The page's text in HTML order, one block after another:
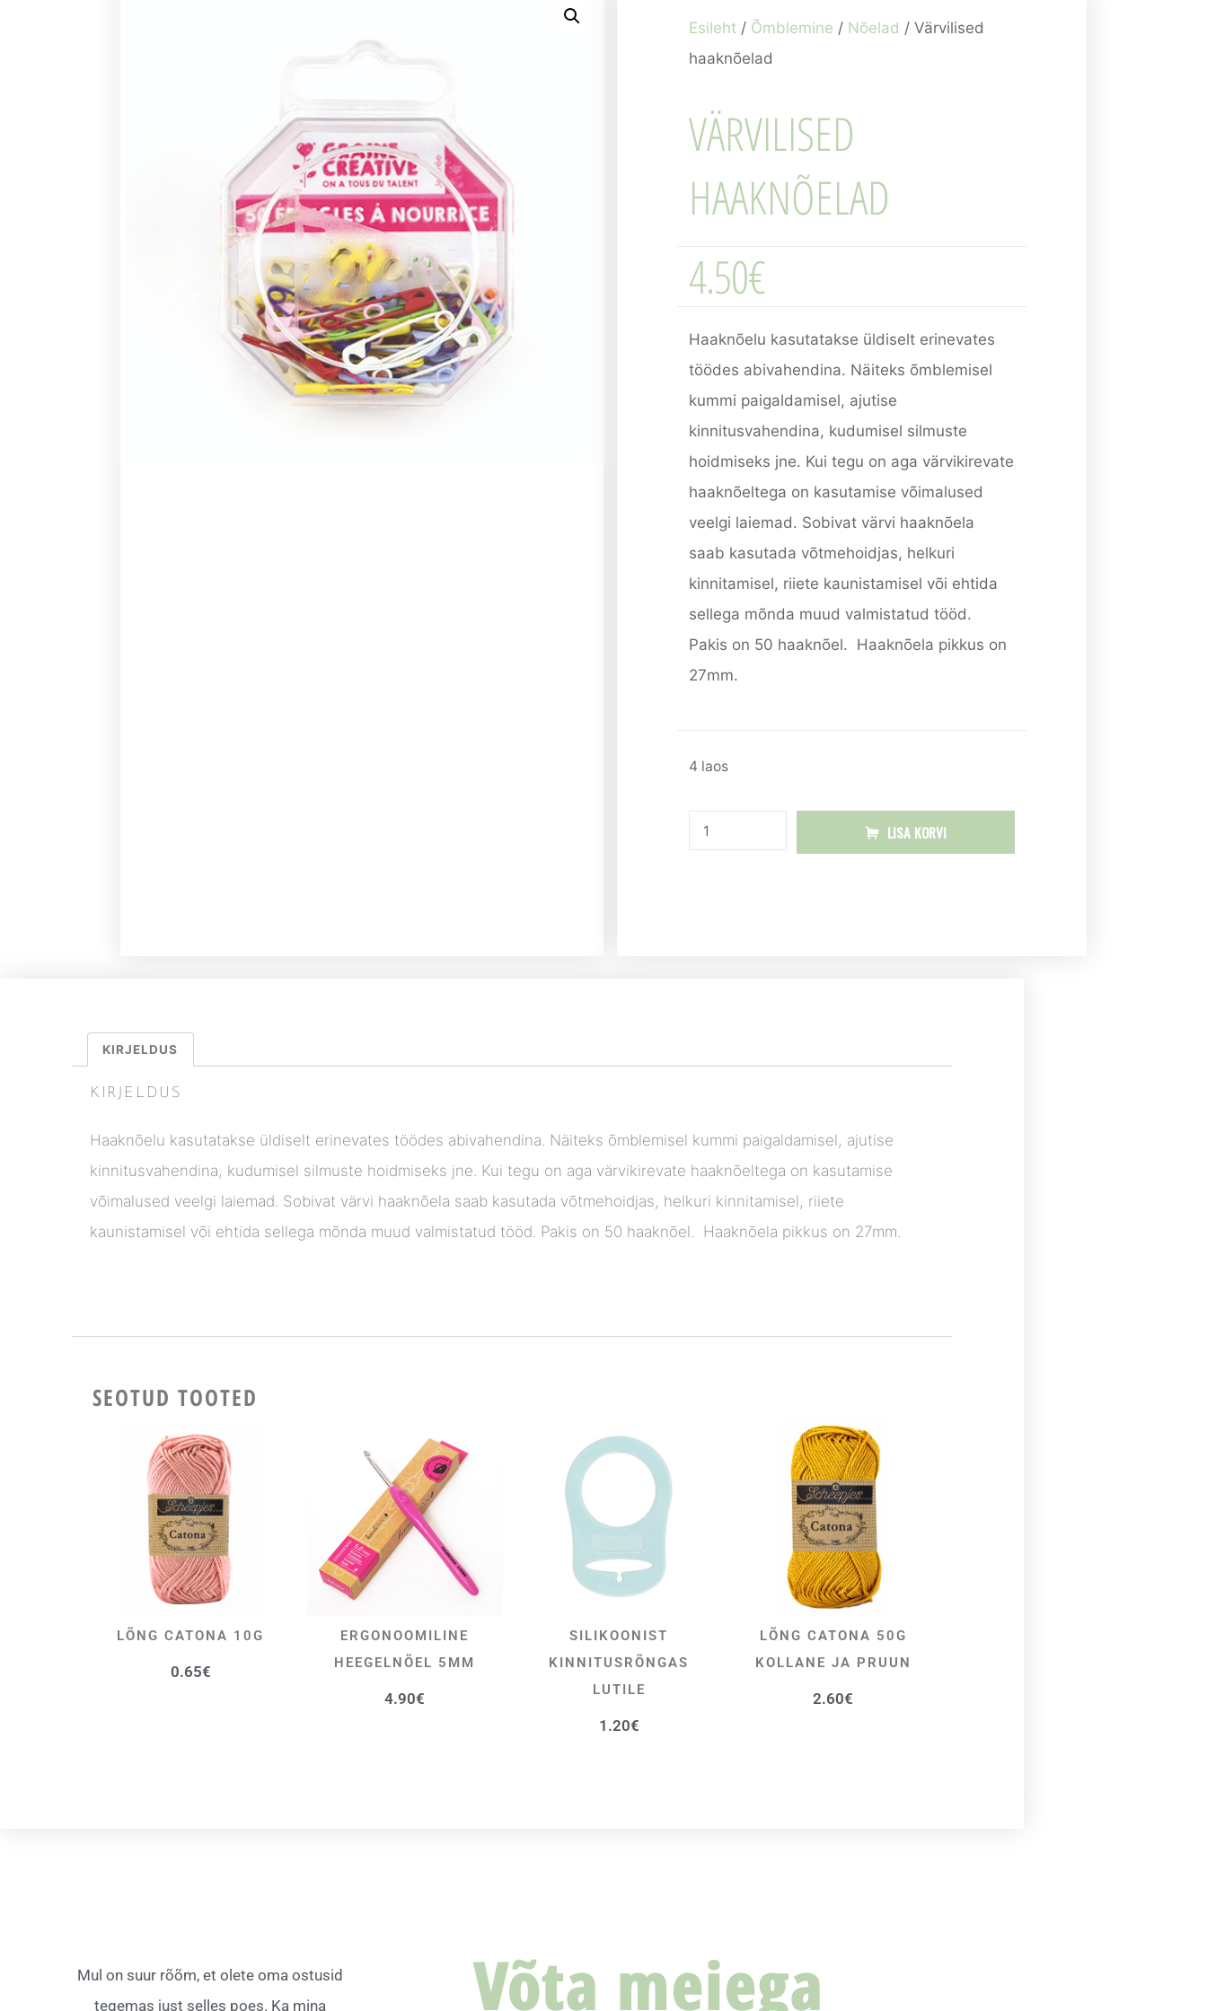
Esileht / Õmblemine / Nõelad / Värvilised
haaknõelad
VÄRVILISED
HAAKNÕELAD
4.50€
Haaknõelu kasutatakse üldiselt erinevates
töödes abivahendina. Näiteks õmblemisel
kummi paigaldamisel, ajutise
kinnitusvahendina, kudumisel silmuste
hoidmiseks jne. Kui tegu on aga värvikirevate
haaknõeltega on kasutamise võimalused
veelgi laiemad. Sobivat värvi haaknõela
saab kasutada võtmehoidjas, helkuri
kinnitamisel, riiete kaunistamisel või ehtida
sellega mõnda muud valmistatud tööd.
Pakis on 50 haaknõel. Haaknõela pikkus on
27mm.
4 laos
LISA KORVI
KIRJELDUS
KIRJELDUS
Haaknõelu kasutatakse üldiselt erinevates töödes abivahendina. Näiteks õmblemisel kummi paigaldamisel, ajutise
kinnitusvahendina, kudumisel silmuste hoidmiseks jne. Kui tegu on aga värvikirevate haaknõeltega on kasutamise
võimalused veelgi laiemad. Sobivat värvi haaknõela saab kasutada võtmehoidjas, helkuri kinnitamisel, riiete
kaunistamisel või ehtida sellega mõnda muud valmistatud tööd. Pakis on 50 haaknõel. Haaknõela pikkus on 27mm.
SEOTUD TOOTED
VALI
LÕNG CATONA 10G
0.65€
LISA KORVI
ERGONOOMILINE
HEEGELNÕEL 5MM
4.90€
VALI
SILIKOONIST
KINNITUSRÕNGAS
LUTILE
1.20€
VALI
LÕNG CATONA 50G
KOLLANE JA PRUUN
2.60€
Mul on suur rõõm, et olete oma ostusid
tegemas just selles poes. Ka mina
Võta meiega